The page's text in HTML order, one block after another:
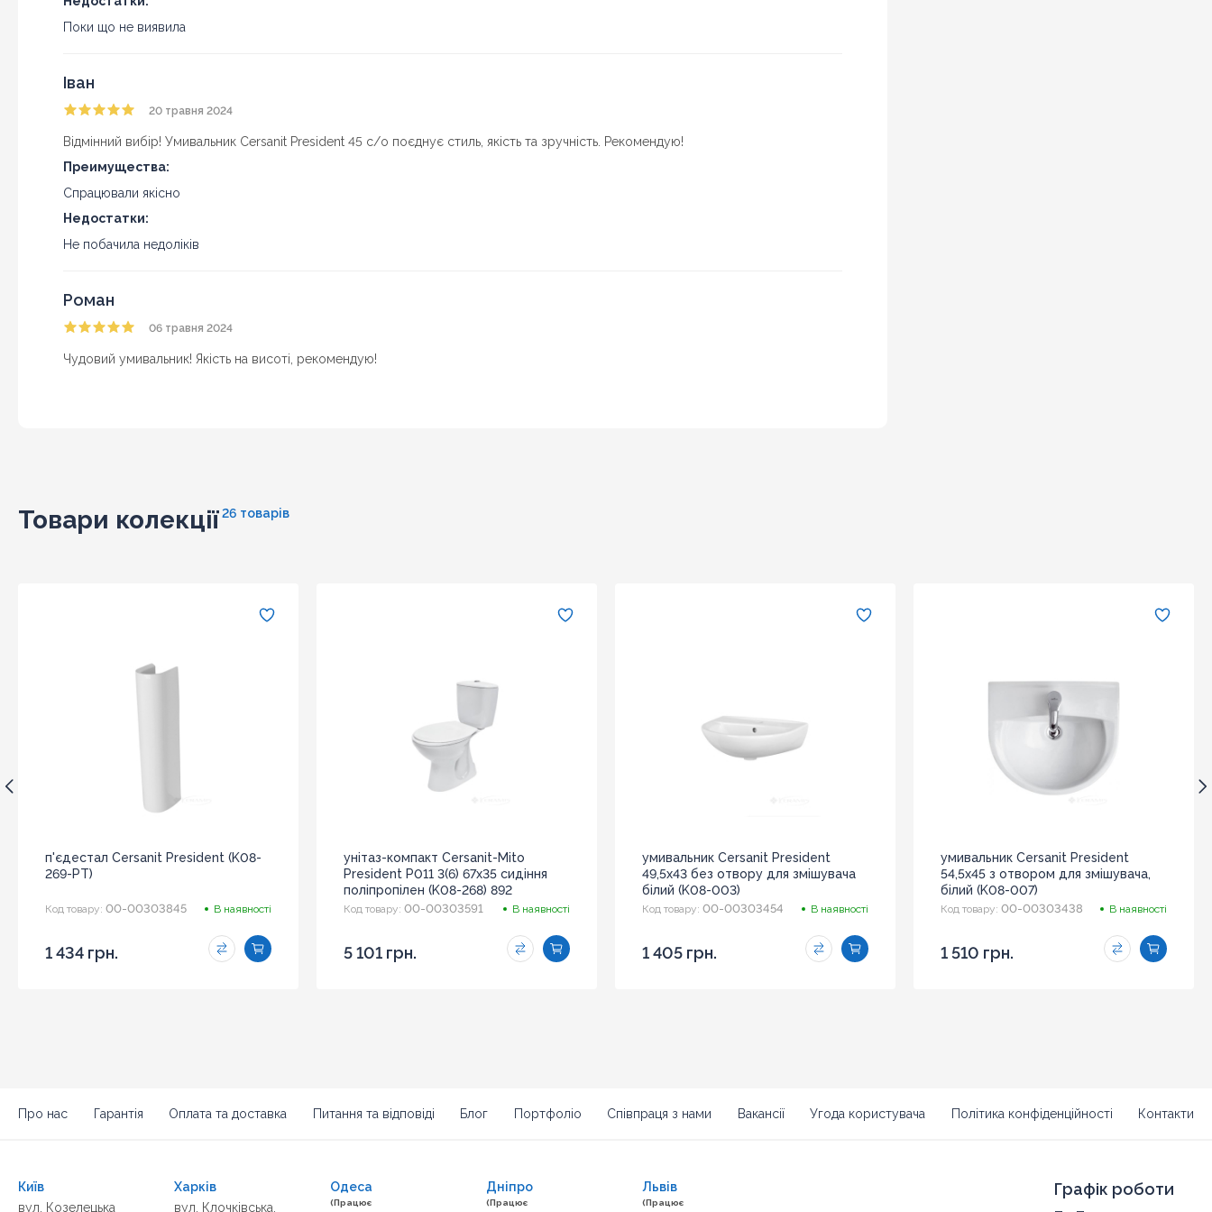
Поки що не виявила
Іван
20 травня 2024
Відмінний вибір! Умивальник Cersanit President 45 с/о поєднує стиль, якість та зручність. Рекомендую!
Преимущества:
Спрацювали якісно
Недостатки:
Не побачила недоліків
Роман
06 травня 2024
Чудовий умивальник! Якість на висоті, рекомендую!
Товари колекції 26 товарів
п'єдестал Cersanit President (K08-
269-PT)
Код товару: 00-00303845 В наявності
1 434 грн.
унітаз-компакт Cersanit-Mito
President P011 3(6) 67x35 сидіння
поліпропілен (K08-268) 892
Код товару: 00-00303591 В наявності
5 101 грн.
умивальник Cersanit President
49,5x43 без отвору для змішувача
білий (K08-003)
Код товару: 00-00303454 В наявності
1 405 грн.
умивальник Cersanit President
54,5x45 з отвором для змішувача,
білий (K08-007)
Код товару: 00-00303438 В наявності
1 510 грн.
Про нас Гарантія Оплата та доставка Питання та відповіді Блог Портфоліо Співпраця з нами Вакансії Угода користувача Політика конфіденційності Контакти
Київ
вул. Козелецька
Харків
вул. Клочківська,
Одеса
(Працює
Дніпро
(Працює
Львів
(Працює
Графік роботи